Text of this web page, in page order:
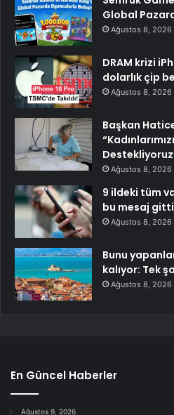
Global
Ağustos 8, 2026
DRAM krizi
dolarlık çip
Ağustos 8, 2026
Başkan
Ağustos 8, 2026
9 ildeki tüm
bu mesaj gitti
Ağustos 8, 2026
Bunu
kalıyor: Tek
Ağustos 8, 2026
En Güncel Haberler
Ağustos 9, 2026